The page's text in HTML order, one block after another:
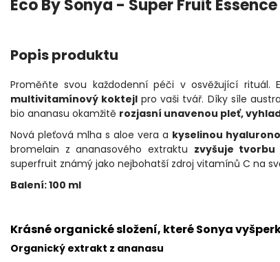
Eco By Sonya - Super Fruit
Popis produktu
Proměňte svou každodenní péči v osvěžující
multivitamínový koktejl pro vaši tvář. Díky síle
bio ananasu okamžitě rozjasní unavenou pleť,
Nová pleťová mlha s aloe vera a kyselinou
bromelain z ananasového extraktu zvyšuje tvorbu
superfruit známý jako nejbohatší zdroj vitamínů C na
Balení: 100 ml
Krásné organické složení, které Sonya
Organický extrakt z ananasu